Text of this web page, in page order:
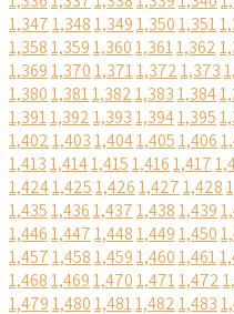
1,3471,3481,3491,3501,351
1,3581,3591,3601,3611,362
1,3691,3701,3711,3721,373
1,3801,3811,3821,3831,384
1,3911,3921,3931,3941,395
1,4021,4031,4041,4051,406
1,4131,4141,4151,4161,417
1,4241,4251,4261,4271,428
1,4351,4361,4371,4381,439
1,4461,4471,4481,4491,450
1,4571,4581,4591,4601,461
1,4681,4691,4701,4711,472
1,4791,4801,4811,4821,483